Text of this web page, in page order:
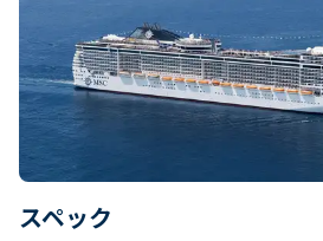
スペック